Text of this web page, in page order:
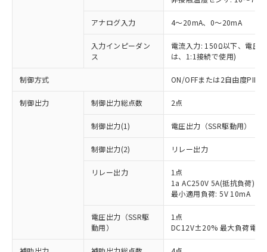
アナログ入力 4～20mA、0～20mA
入力インピーダン
ス
電流入力: 150Ω以下、電圧
は、1:1接続で使用)
制御方式 ON/OFFまたは2自由度PID
制御出力 制御出力総点数 2点
制御出力(1) 電圧出力（SSR駆動用）
制御出力(2) リレー出力
リレー出力
1点
1a AC250V 5A(抵抗負荷)
最小適用負荷: 5V 10mA
電圧出力（SSR駆
動用）
1点
DC12V±20% 最大負荷電流